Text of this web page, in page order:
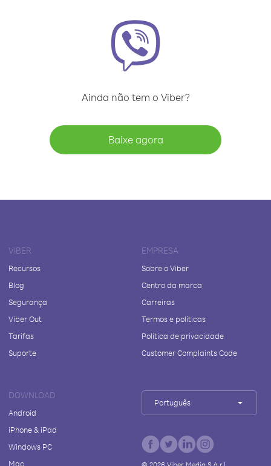
Ainda não tem o Viber?
Baixe agora
VIBER
Recursos
Blog
Segurança
Viber Out
Tarifas
Suporte
EMPRESA
Sobre o Viber
Centro da marca
Carreiras
Termos e políticas
Política de privacidade
Customer Complaints Code
DOWNLOAD
Android
iPhone & iPad
Windows PC
Mac
Português